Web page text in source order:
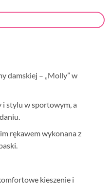
damskiej – „Molly” w
i stylu w sportowym, a
rękawem wykonana z
kieszenie i